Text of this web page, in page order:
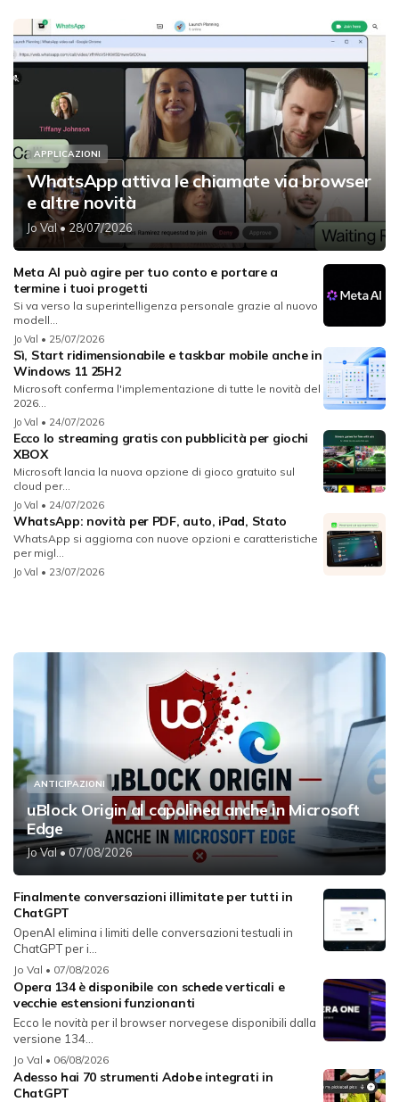
APPLICAZIONI
WhatsApp attiva le chiamate via browser
e altre novità
Jo Val• 28/07/2026
Meta AI può agire per tuo conto e portare a
termine i tuoi progetti
Si va verso la superintelligenza personale grazie al nuovo
modell...
Jo Val • 25/07/2026
Sì, Start ridimensionabile e taskbar mobile anche in
Windows 11 25H2
Microsoft conferma l'implementazione di tutte le novità del
2026...
Jo Val • 24/07/2026
Ecco lo streaming gratis con pubblicità per giochi
XBOX
Microsoft lancia la nuova opzione di gioco gratuito sul
cloud per...
Jo Val • 24/07/2026
WhatsApp: novità per PDF, auto, iPad, Stato
WhatsApp si aggiorna con nuove opzioni e caratteristiche
per migl...
Jo Val • 23/07/2026
ANTICIPAZIONI
uBlock Origin al capolinea anche in Microsoft
Edge
Jo Val• 07/08/2026
Finalmente conversazioni illimitate per tutti in
ChatGPT
OpenAI elimina i limiti delle conversazioni testuali in
ChatGPT per i...
Jo Val • 07/08/2026
Opera 134 è disponibile con schede verticali e
vecchie estensioni funzionanti
Ecco le novità per il browser norvegese disponibili dalla
versione 134...
Jo Val • 06/08/2026
Adesso hai 70 strumenti Adobe integrati in
ChatGPT